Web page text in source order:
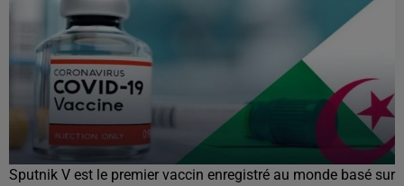
Sputnik V est le premier vaccin enregistré au monde basé sur